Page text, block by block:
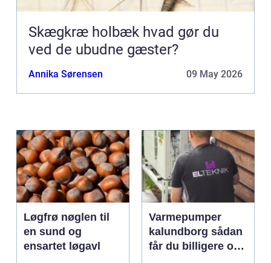
Skægkræ holbæk hvad gør du
ved de ubudne gæster?
Annika Sørensen 09 May 2026
Løgfrø nøglen til
en sund og
ensartet løgavl
Varmepumper
kalundborg sådan
får du billigere og